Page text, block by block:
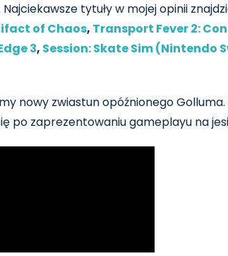
tytuły w mojej opinii
of Chaos, Transport Fever 2:
3, Session: Skate Sim (Nintendo
nowy zwiastun opóźnionego
po zaprezentowaniu gameplayu na